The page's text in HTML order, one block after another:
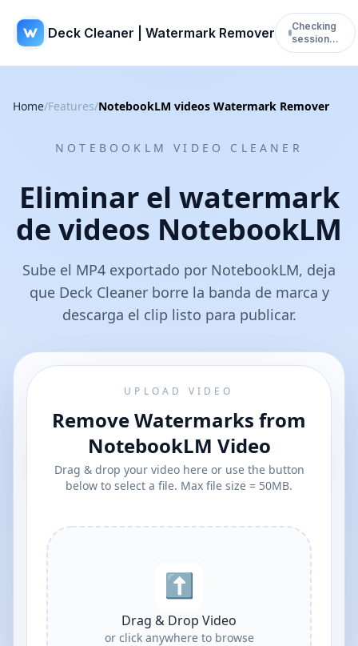
Deck Cleaner | Watermark Remover
Checking
session…
Home/Features/NotebookLM videos Watermark Remover
NOTEBOOKLM VIDEO CLEANER
Eliminar el watermark
de videos NotebookLM
Sube el MP4 exportado por NotebookLM, deja
que Deck Cleaner borre la banda de marca y
descarga el clip listo para publicar.
UPLOAD VIDEO
Remove Watermarks from
NotebookLM Video
Drag & drop your video here or use the button
below to select a file. Max file size = 50MB.
⬆︎
Drag & Drop Video
or click anywhere to browse